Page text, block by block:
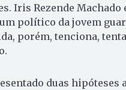
Iris Rezende
político da jovem
porém, tenciona,
duas